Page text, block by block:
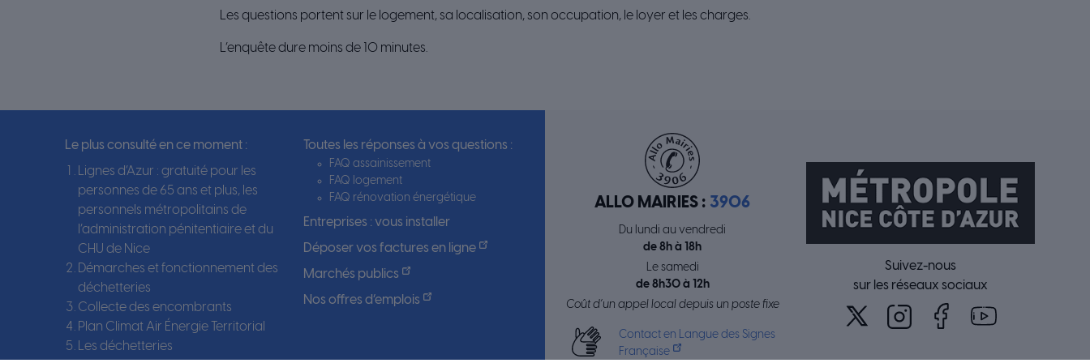
Les questions portent sur le logement, sa localisation, son occupation, le loyer et les charges.
L’enquête dure moins de 10 minutes.
Le plus consulté en ce moment :
Lignes d’Azur : gratuité pour les
personnes de 65 ans et plus, les
personnels métropolitains de
l’administration pénitentiaire et du
CHU de Nice
Démarches et fonctionnement des
déchetteries
Collecte des encombrants
Plan Climat Air Énergie Territorial
Les déchetteries
Toutes les réponses à vos questions :
FAQ assainissement
FAQ logement
FAQ rénovation énergétique
Entreprises : vous installer
Déposer vos factures en ligne
Marchés publics
Nos offres d’emplois
ALLO MAIRIES : 3906
Du lundi au vendredi
de 8h à 18h
Le samedi
de 8h30 à 12h
Coût d’un appel local depuis un poste fixe
Contact en Langue des Signes
Française
Suivez-nous
sur les réseaux sociaux